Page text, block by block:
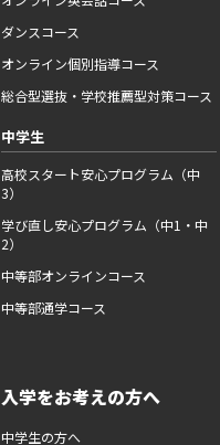
ダンスコース
オンライン個別指導コース
総合型選抜・学校推薦型対策コース
中学生
高校スタート安心プログラム（中
3）
学び直し安心プログラム（中1・中
2）
中等部オンラインコース
中等部通学コース
入学をお考えの方へ
中学生の方へ